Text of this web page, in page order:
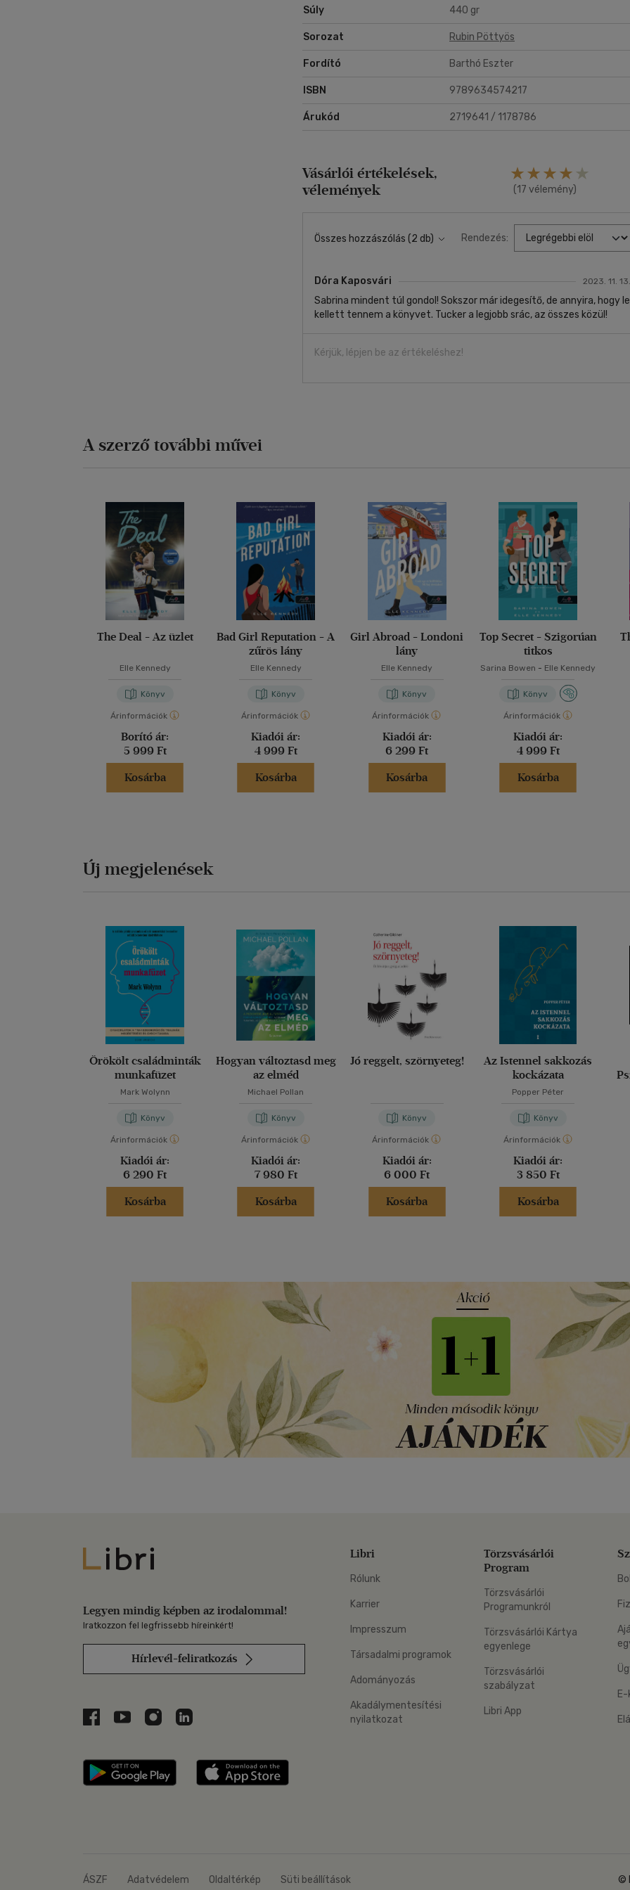
Íme eljött. Élvezd ki minden pillanatát!
Súly 440 gr
Sorozat Rubin Pöttyös
Fordító Barthó Eszter
ISBN 9789634574217
Árukód 2719641 / 1178786
Vásárlói értékelések,
vélemények
(17 vélemény)
Összes hozzászólás (2 db) Rendezés:
Dóra Kaposvári 2023. 11. 13.
Sabrina mindent túl gondol! Sokszor már idegesítő, de annyira, hogy le
kellett tennem a könyvet. Tucker a legjobb srác, az összes közül!
Kérjük, lépjen be az értékeléshez!
A szerző további művei
The Deal - Az üzlet
Elle Kennedy
Könyv
Árinformációk
Borító ár:
5 999 Ft
Kosárba
Bad Girl Reputation - A
zűrös lány
Elle Kennedy
Könyv
Árinformációk
Kiadói ár:
4 999 Ft
Kosárba
Girl Abroad - Londoni
lány
Elle Kennedy
Könyv
Árinformációk
Kiadói ár:
6 299 Ft
Kosárba
Top Secret - Szigorúan
titkos
Sarina Bowen - Elle Kennedy
Könyv
Árinformációk
Kiadói ár:
4 999 Ft
Kosárba
Új megjelenések
Örökölt családminták
munkafüzet
Mark Wolynn
Könyv
Árinformációk
Kiadói ár:
6 290 Ft
Kosárba
Hogyan változtasd meg
az elméd
Michael Pollan
Könyv
Árinformációk
Kiadói ár:
7 980 Ft
Kosárba
Jó reggelt, szörnyeteg!
Könyv
Árinformációk
Kiadói ár:
6 000 Ft
Kosárba
Az Istennel sakkozás
kockázata
Popper Péter
Könyv
Árinformációk
Kiadói ár:
3 850 Ft
Kosárba
Libri
Legyen mindig képben az irodalommal!
Iratkozzon fel legfrissebb híreinkért!
Hírlevél-feliratkozás
Libri a Facebookon
Libri a Youtube-on
Libri az Instagramon
Libri a LinkedInen
Libri applikáció Szerezd meg: Google Play
Libri
Rólunk
Karrier
Impresszum
Társadalmi programok
Adományozás
Akadálymentesítési
nyilatkozat
Törzsvásárlói
Program
Törzsvásárlói
Programunkról
Törzsvásárlói Kártya
egyenlege
Törzsvásárlói
szabályzat
Libri App
ÁSZF Adatvédelem Oldaltérkép Süti beállítások ©